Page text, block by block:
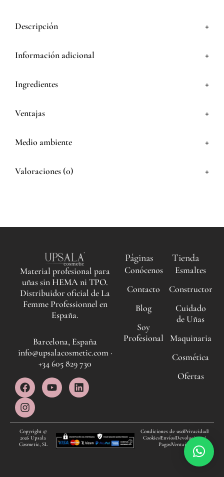
Descripción +
Información adicional +
Ingredientes +
Ventajas +
Medio ambiente +
Valoraciones (0) +
Material profesional para
uñas sin HEMA ni TPO.
Distribuidor oficial de La
Femme Professionnel en
España.
Barcelona, España
info@upsalacosmetic.com ·
+34 605 829 730
F
a
c
e
b
o
o
Y
o
u
b
L
i
e
d
i
n
I
n
s
t
a
g
r
Páginas
Conócenos
Contacto
Blog
Soy
Profesional
Tienda
Esmaltes
Constructor
Cuidado
de Uñas
Maquinaria
Cosmética
Ofertas
Copyright ©
2026 Upsala
Cosmetic, SL
Condiciones de usoPrivacidad
CookiesEnvíosDevoluciones
PagosVentajas